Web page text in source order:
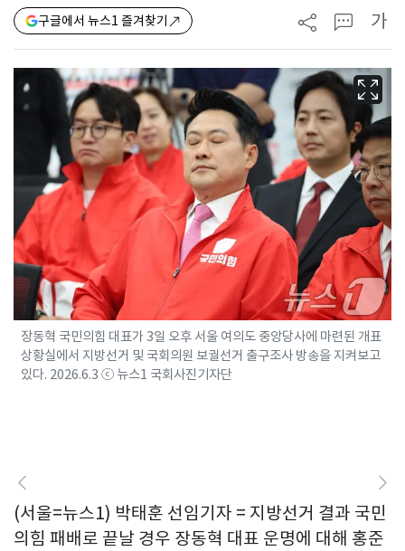
구글에서 뉴스1 즐겨찾기 가
장동혁 국민의힘 대표가 3일 오후 서울 여의도 중앙당사에 마련된 개표
상황실에서 지방선거 및 국회의원 보궐선거 출구조사 방송을 지켜보고
있다. 2026.6.3 ⓒ 뉴스1 국회사진기자단
(서울=뉴스1) 박태훈 선임기자 = 지방선거 결과 국민
의힘 패배로 끝날 경우 장동혁 대표 운명에 대해 홍준